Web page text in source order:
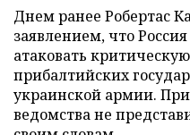
Днем ранее Робертас
заявлением, что
атаковать
прибалтийских
украинской армии. При
ведомства не